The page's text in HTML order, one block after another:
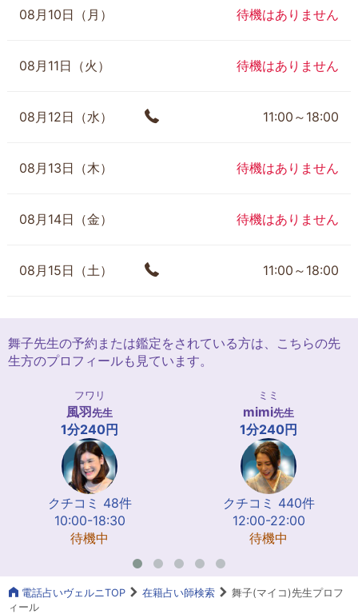
08月10日（月） 待機はありません
08月11日（火） 待機はありません
08月12日（水） 11:00～18:00
08月13日（木） 待機はありません
08月14日（金） 待機はありません
08月15日（土） 11:00～18:00
舞子先生の予約または鑑定をされている方は、こちらの先
生方のプロフィールも見ています。
フワリ
風羽先生
1分240円
クチコミ 48件
10:00-18:30
待機中
ミミ
mimi先生
1分240円
クチコミ 440件
12:00-22:00
待機中
電話占いヴェルニTOP 在籍占い師検索
舞子(マイコ)先生プロフ
ィール